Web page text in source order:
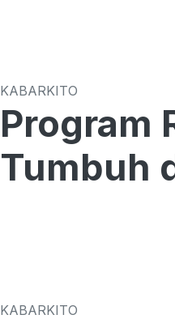
KABARKITO
Program
Tumbuh
KABARKITO